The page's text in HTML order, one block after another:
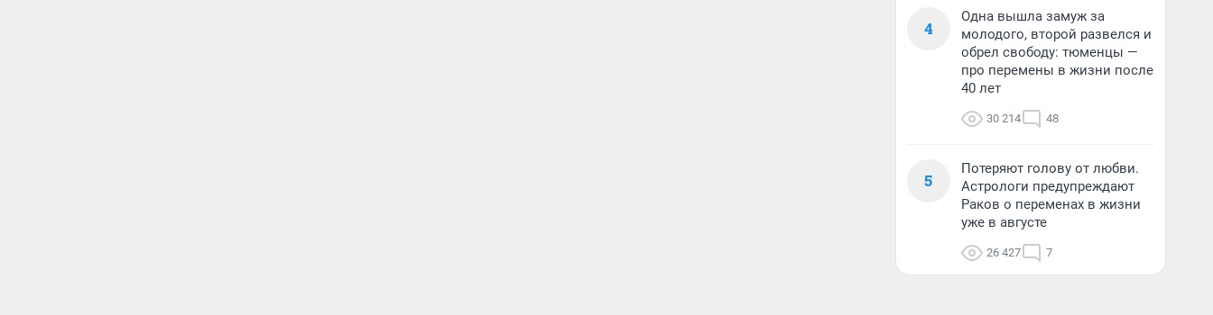
4
Одна вышла замуж за
молодого, второй развелся и
обрел свободу: тюменцы —
про перемены в жизни после
40 лет
30 214 48
5
Потеряют голову от любви.
Астрологи предупреждают
Раков о переменах в жизни
уже в августе
26 427 7